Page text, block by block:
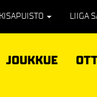
KISAPUISTO LIIGA
JOUKKUE